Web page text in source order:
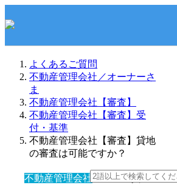
よくあるご質問
不動産管理会社／オーナーさ
ま
不動産管理会社【審査】
不動産管理会社【審査】受
付・基準
不動産管理会社【審査】貸地
の審査は可能ですか？
不動産管理会社 【審査】貸地の審